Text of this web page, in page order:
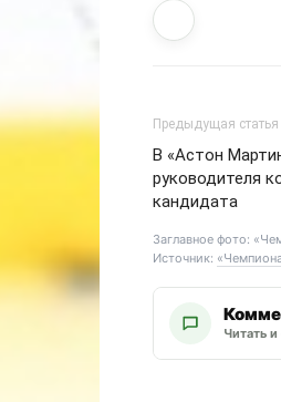
Предыдущая статья
В «Астон
руководителя
кандидата
Заглавное фото:
Источник:
Читать